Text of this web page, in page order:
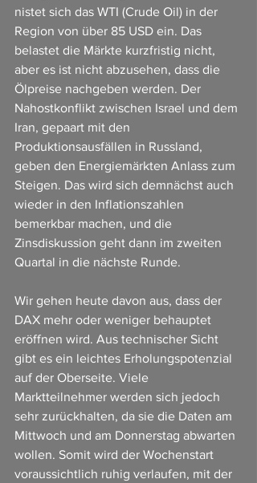
nistet sich das WTI (Crude Oil) in der
Region von über 85 USD ein. Das
belastet die Märkte kurzfristig nicht,
aber es ist nicht abzusehen, dass die
Ölpreise nachgeben werden. Der
Nahostkonflikt zwischen Israel und dem
Iran, gepaart mit den
Produktionsausfällen in Russland,
geben den Energiemärkten Anlass zum
Steigen. Das wird sich demnächst auch
wieder in den Inflationszahlen
bemerkbar machen, und die
Zinsdiskussion geht dann im zweiten
Quartal in die nächste Runde.
Wir gehen heute davon aus, dass der
DAX mehr oder weniger behauptet
eröffnen wird. Aus technischer Sicht
gibt es ein leichtes Erholungspotenzial
auf der Oberseite. Viele
Marktteilnehmer werden sich jedoch
sehr zurückhalten, da sie die Daten am
Mittwoch und am Donnerstag abwarten
wollen. Somit wird der Wochenstart
voraussichtlich ruhig verlaufen, mit der